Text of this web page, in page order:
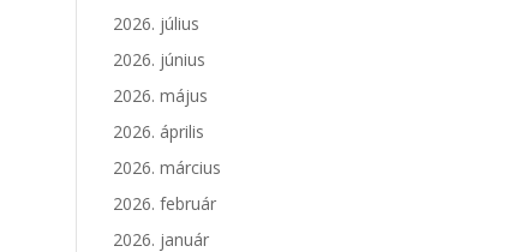
2026. július
2026. június
2026. május
2026. április
2026. március
2026. február
2026. január